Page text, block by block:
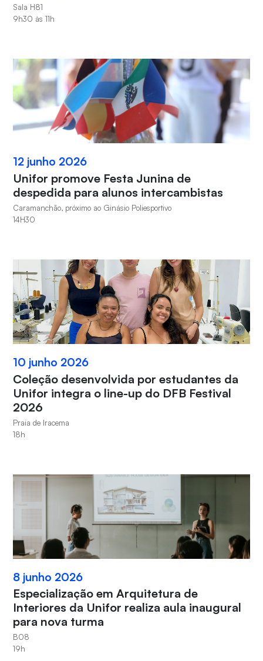
Sala H81
9h30 às 11h
12 junho 2026
Unifor promove Festa Junina de
despedida para alunos intercambistas
Caramanchão, próximo ao Ginásio Poliesportivo
14H30
10 junho 2026
Coleção desenvolvida por estudantes da
Unifor integra o line-up do DFB Festival
2026
Praia de Iracema
18h
8 junho 2026
Especialização em Arquitetura de
Interiores da Unifor realiza aula inaugural
para nova turma
B08
19h